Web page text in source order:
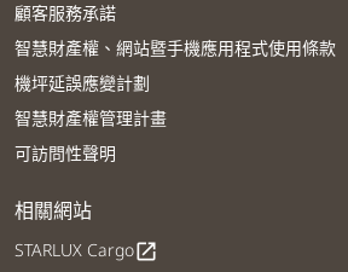
顧客服務承諾
智慧財產權、網站暨手機應用程式使用條款
機坪延誤應變計劃
智慧財產權管理計畫
可訪問性聲明
相關網站
STARLUX Cargoopen_in_new